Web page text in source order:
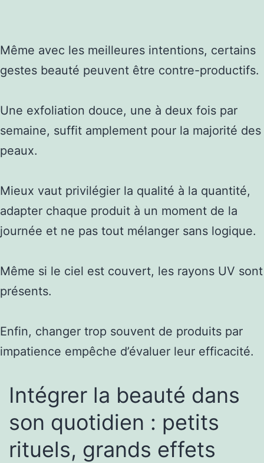
Même avec les meilleures intentions, certains
gestes beauté peuvent être contre-productifs.
Une exfoliation douce, une à deux fois par
semaine, suffit amplement pour la majorité des
peaux.
Mieux vaut privilégier la qualité à la quantité,
adapter chaque produit à un moment de la
journée et ne pas tout mélanger sans logique.
Même si le ciel est couvert, les rayons UV sont
présents.
Enfin, changer trop souvent de produits par
impatience empêche d’évaluer leur efficacité.
Intégrer la beauté dans
son quotidien : petits
rituels, grands effets